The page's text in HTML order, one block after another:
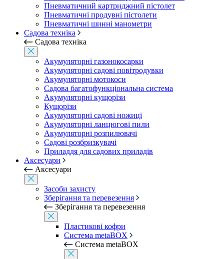
Пневматичний картриджний пістолет
Пневматичні продувні пістолети
Пневматичні шинні манометри
Садова техніка
Садова техніка
Акумуляторні газонокосарки
Акумуляторні садові повітродувки
Акумуляторні мотокоси
Садова багатофункціональна система
Акумуляторні кущорізи
Кущорізи
Акумуляторні садові ножиці
Акумуляторні ланцюгові пили
Акумуляторні розпилювачі
Садові розбризкувачі
Приладдя для садових приладів
Аксесуари
Аксесуари
Засоби захисту
Зберігання та перевезення
Зберігання та перевезення
Пластикові кофри
Система metaBOX
Система metaBOX